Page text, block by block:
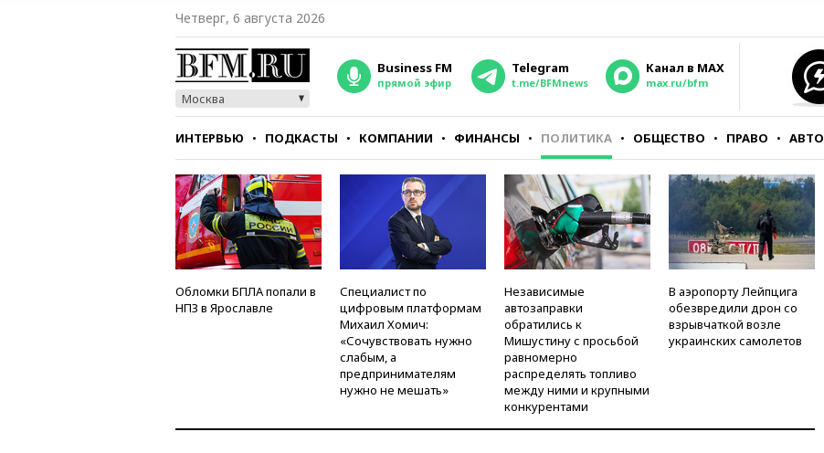
Четверг, 6 августа 2026
Москва
Business FM
прямой эфир
Telegram
t.me/BFMnews
Канал в MAX
max.ru/bfm
ИНТЕРВЬЮ ПОДКАСТЫ КОМПАНИИ ФИНАНСЫ ПОЛИТИКА ОБЩЕСТВО ПРАВО АВТО
СТИЛЬ ТЕСТЫ
Обломки БПЛА попали в
НПЗ в Ярославле
Специалист по
цифровым платформам
Михаил Хомич:
«Сочувствовать нужно
слабым, а
предпринимателям
нужно не мешать»
Независимые
автозаправки
обратились к
Мишустину с просьбой
равномерно
распределять топливо
между ними и крупными
конкурентами
В аэропорту Лейпцига
обезвредили дрон со
взрывчаткой возле
украинских самолетов